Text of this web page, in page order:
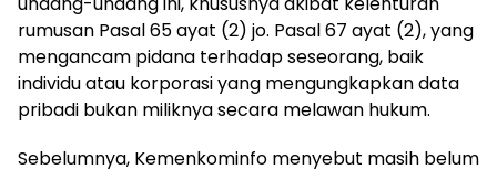
rumusan Pasal 65 ayat (2) jo. Pasal 67 ayat (2), yang
mengancam pidana terhadap seseorang, baik
individu atau korporasi yang mengungkapkan data
pribadi bukan miliknya secara melawan hukum.
Sebelumnya, Kemenkominfo menyebut masih belum